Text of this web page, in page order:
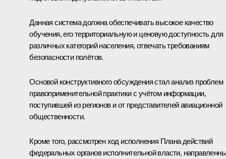
Данная система должна обеспечивать высокое качество
обучения, его территориальную и ценовую доступность для
различных категорий населения, отвечать требованиям
безопасности полётов.
Основой конструктивного обсуждения стал анализ проблем
правоприменительной практики с учётом информации,
поступившей из регионов и от представителей авиационной
общественности.
Кроме того, рассмотрен ход исполнения Плана действий
федеральных органов исполнительной власти,